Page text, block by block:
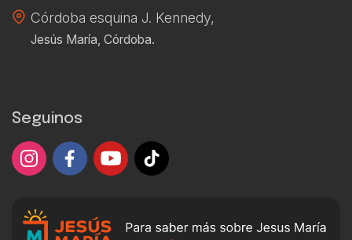
Córdoba esquina J. Kennedy,
Jesús María, Córdoba.
Seguinos